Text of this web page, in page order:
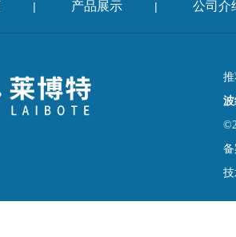
| 产品展示 | 公司介
备